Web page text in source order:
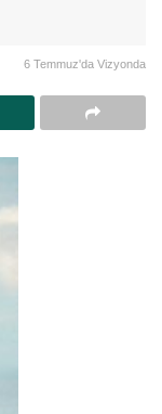
6 Temmuz'da Vizyonda